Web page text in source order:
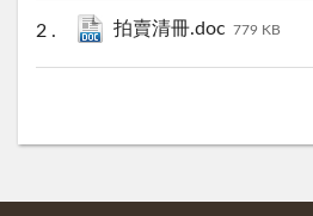
拍賣清冊.doc 779 KB